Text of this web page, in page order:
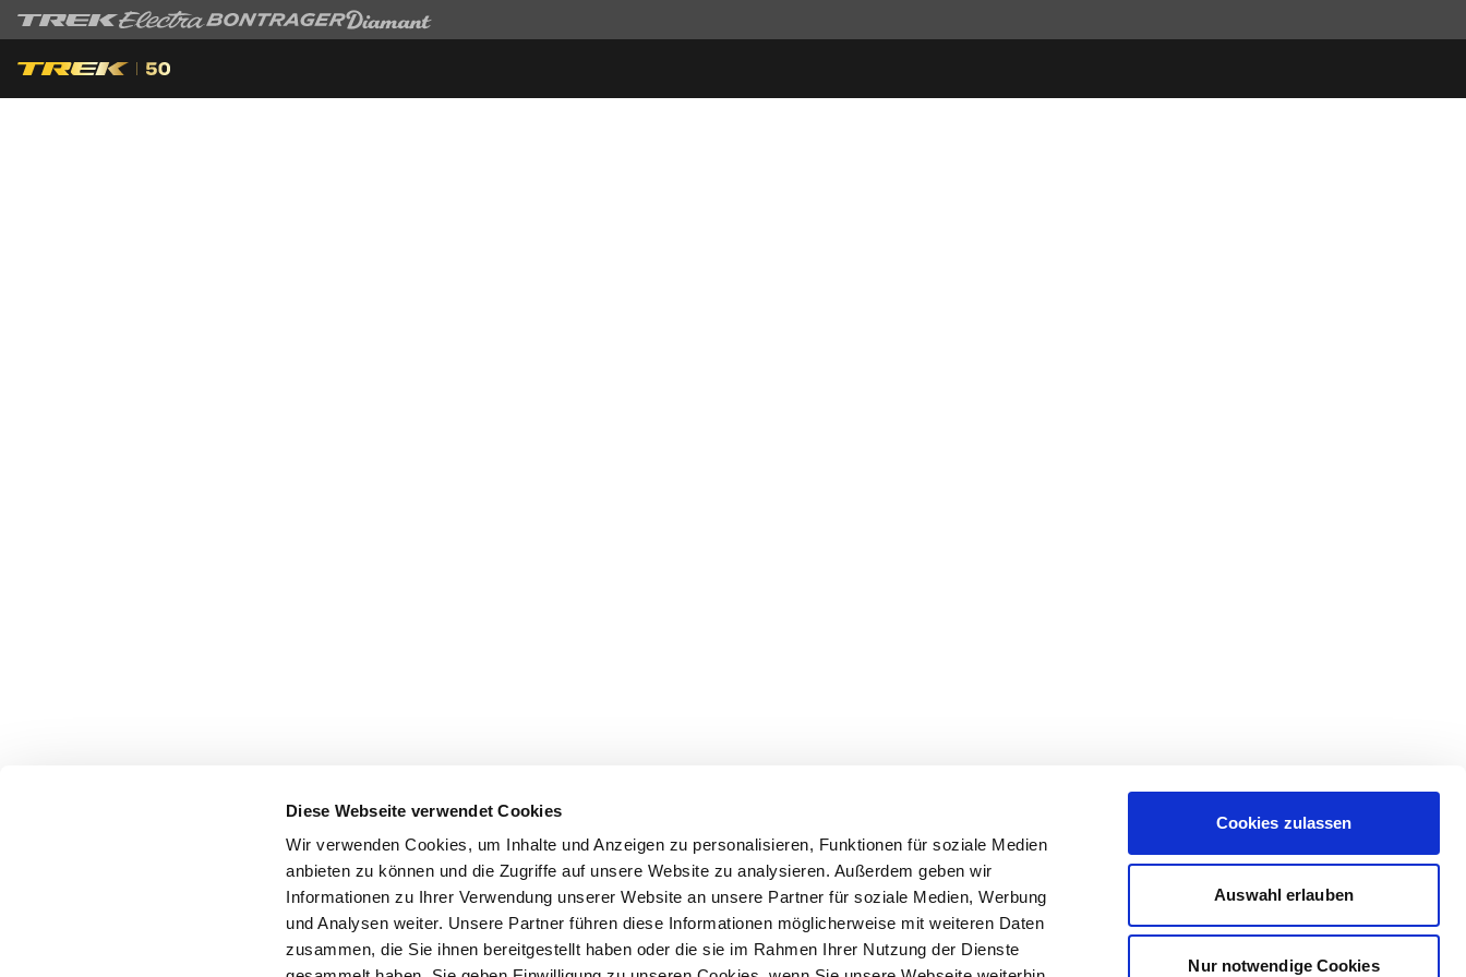
Diese Webseite verwendet Cookies
Wir verwenden Cookies, um Inhalte und Anzeigen zu personalisieren, Funktionen für soziale Medien
anbieten zu können und die Zugriffe auf unsere Website zu analysieren. Außerdem geben wir
Informationen zu Ihrer Verwendung unserer Website an unsere Partner für soziale Medien, Werbung
und Analysen weiter. Unsere Partner führen diese Informationen möglicherweise mit weiteren Daten
zusammen, die Sie ihnen bereitgestellt haben oder die sie im Rahmen Ihrer Nutzung der Dienste
Cookies zulassen
Auswahl erlauben
Nur notwendige Cookies